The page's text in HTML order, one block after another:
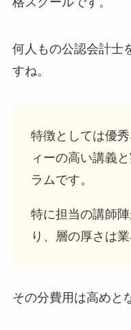
何人もの公認会計士
すね。
特徴としては優
ィーの高い講義
ラムです。
特に担当の講師
り、層の厚さは業
その分費用は高めと